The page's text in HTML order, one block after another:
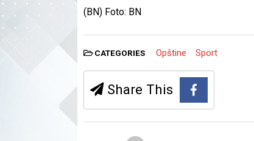
(BN) Foto: BN
CATEGORIES Opštine Sport
Share This